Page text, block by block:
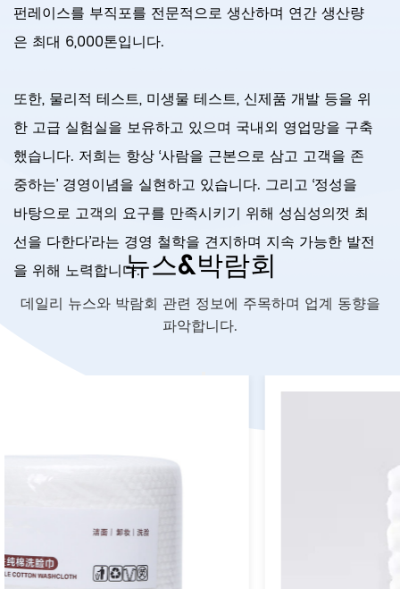
펀레이스를 부직포를 전문적으로 생산하며 연간 생산량
은 최대 6,000톤입니다.
또한, 물리적 테스트, 미생물 테스트, 신제품 개발 등을 위
한 고급 실험실을 보유하고 있으며 국내외 영업망을 구축
했습니다. 저희는 항상 ‘사람을 근본으로 삼고 고객을 존
중하는’ 경영이념을 실현하고 있습니다. 그리고 ‘정성을
바탕으로 고객의 요구를 만족시키기 위해 성심성의껏 최
선을 다한다’라는 경영 철학을 견지하며 지속 가능한 발전
을 위해 노력합니다.뉴스&박람회
데일리 뉴스와 박람회 관련 정보에 주목하며 업계 동향을
파악합니다.